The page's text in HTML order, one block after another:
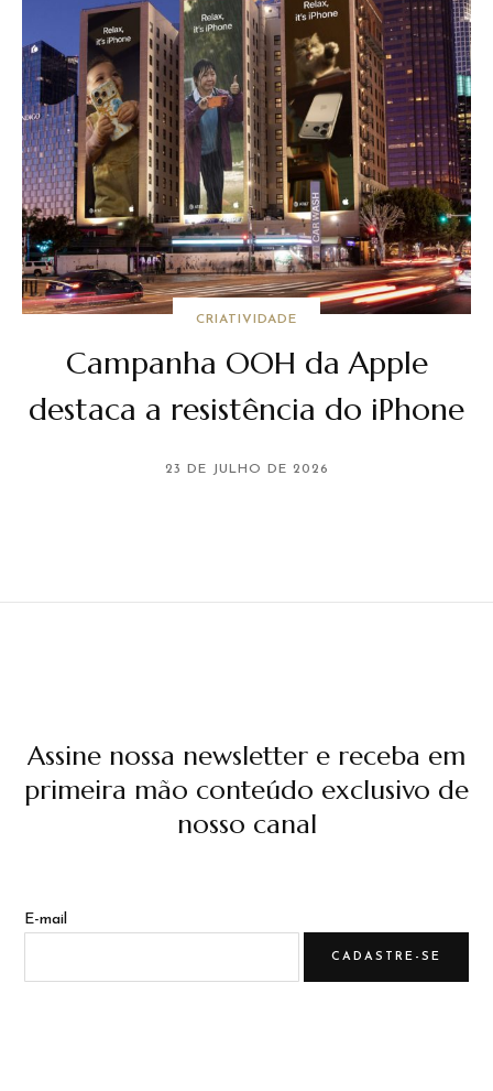
CRIATIVIDADE
Campanha OOH da Apple
destaca a resistência do iPhone
23 DE JULHO DE 2026
Assine nossa newsletter e receba em
primeira mão conteúdo exclusivo de
nosso canal
E-mail